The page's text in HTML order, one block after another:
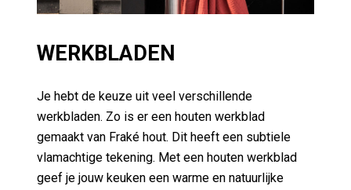
werkbladen. Zo is er een houten werkblad
gemaakt van Fraké hout. Dit heeft een subtiele
vlamachtige tekening. Met een houten werkblad
geef je jouw keuken een warme en natuurlijke
uitstraling. Door thermische modificatie is het hout